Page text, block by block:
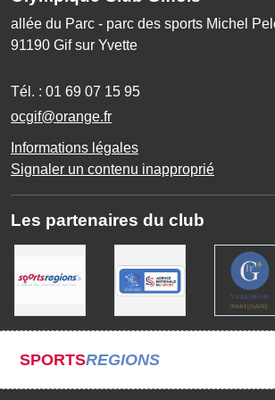
allée du Parc - parc des sports Michel
91190 Gif sur Yvette
Tél. : 01 69 07 15 95
ocgif@orange.fr
Informations légales
Signaler un contenu inapproprié
Les partenaires du club
SPORTSREGIONS